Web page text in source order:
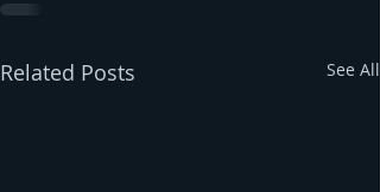
Related Posts See All